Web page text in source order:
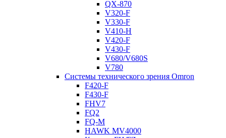
QX-870
V320-F
V330-F
V410-H
V420-F
V430-F
V680/V680S
V780
Системы технического зрения Omron
F420-F
F430-F
FHV7
FQ2
FQ-M
HAWK MV4000